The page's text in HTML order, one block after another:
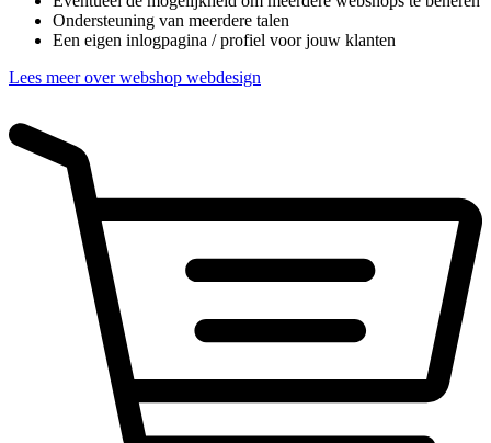
Ondersteuning van meerdere talen
Een eigen inlogpagina / profiel voor jouw klanten
Lees meer over webshop webdesign